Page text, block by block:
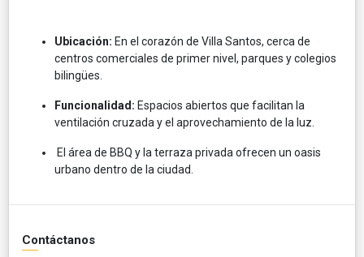
Ubicación: En el corazón de Villa Santos, cerca de
centros comerciales de primer nivel, parques y colegios
bilingües.
Funcionalidad: Espacios abiertos que facilitan la
ventilación cruzada y el aprovechamiento de la luz.
El área de BBQ y la terraza privada ofrecen un oasis
urbano dentro de la ciudad.
Contáctanos